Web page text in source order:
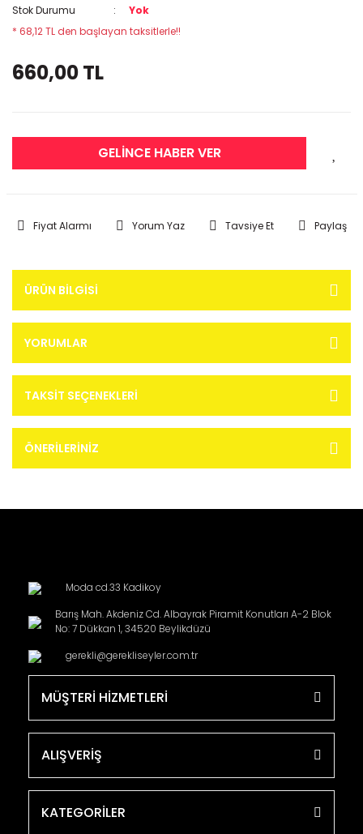
Stok Durumu
Yok
* 68,12 TL den başlayan taksitlerle!!
660,00 TL
GELİNCE HABER VER
Fiyat Alarmı Yorum Yaz Tavsiye Et Paylaş
ÜRÜN BILGISI
YORUMLAR
TAKSIT SEÇENEKLERI
ÖNERILERINIZ
Moda cd.33 Kadikoy
Barış Mah. Akdeniz Cd. Albayrak Piramit Konutları A-2 Blok
No: 7 Dükkan 1, 34520 Beylikdüzü
gerekli@gerekliseyler.com.tr
MÜŞTERİ HİZMETLERİ
ALIŞVERİŞ
KATEGORİLER